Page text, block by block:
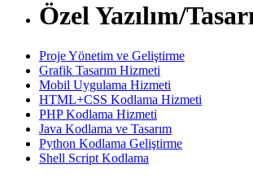
Özel Yazılım/
Proje Yönetim ve Geliştirme
Grafik Tasarım Hizmeti
Mobil Uygulama Hizmeti
HTML+CSS Kodlama Hizmeti
PHP Kodlama Hizmeti
Java Kodlama ve Tasarım
Python Kodlama Geliştirme
Shell Script Kodlama